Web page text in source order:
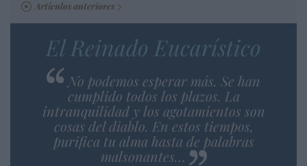
Artículos anteriores
El Reinado Eucarístico
No podemos esperar más. Se han
cumplido todos los plazos. La
intranquilidad y los agotamientos son
cosas del diablo. En estos tiempos,
purifica tu alma hasta de palabras
malsonantes…